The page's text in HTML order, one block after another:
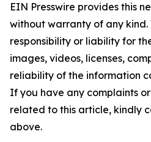
EIN Presswire provides this
without warranty of any
responsibility or liability for
images, videos, licenses,
reliability of the information
If you have any complaints
related to this article, kindly
above.